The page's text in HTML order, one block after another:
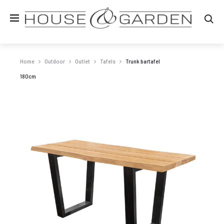
Home Outdoor Outlet Tafels Trunk bartafel
180cm